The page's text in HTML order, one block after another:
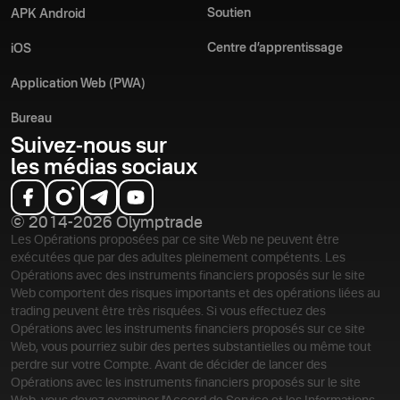
APK Android
iOS
Application Web (PWA)
Bureau
Soutien
Centre d’apprentissage
Suivez-nous sur
les médias sociaux
© 2014-2026 Olymptrade
Les Opérations proposées par ce site Web ne peuvent être
exécutées que par des adultes pleinement compétents. Les
Opérations avec des instruments financiers proposés sur le site
Web comportent des risques importants et des opérations liées au
trading peuvent être très risquées. Si vous effectuez des
Opérations avec les instruments financiers proposés sur ce site
Web, vous pourriez subir des pertes substantielles ou même tout
perdre sur votre Compte. Avant de décider de lancer des
Opérations avec les instruments financiers proposés sur le site